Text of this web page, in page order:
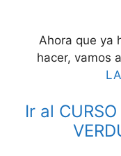
Ahora que ya
hacer, vamos
Ir al CURSO